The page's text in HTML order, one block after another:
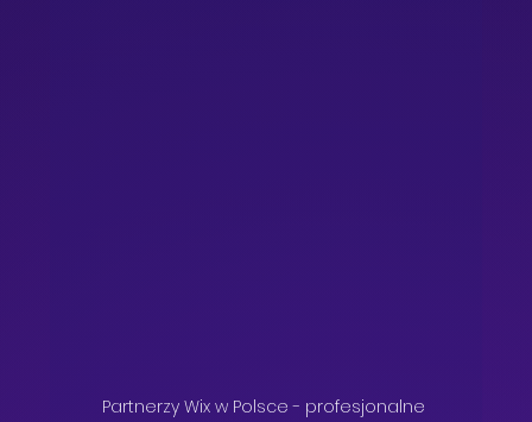
Partnerzy Wix w Polsce - profesjonalne